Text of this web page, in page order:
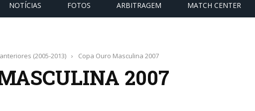
NOTÍCIAS FOTOS ARBITRAGEM MATCH CENTER
(2005-2013) › Copa Ouro Masculina 2007
2007